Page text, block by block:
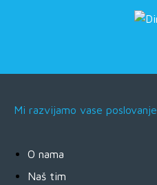
Mi razvijamo vase poslovanje
O nama
Naš tim